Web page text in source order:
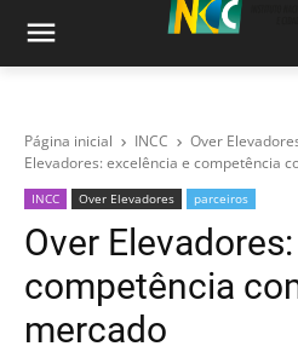
Página inicial INCC Over
Elevadores: excelência e competência
INCC Over Elevadores parceiros
Over
competência
mercado